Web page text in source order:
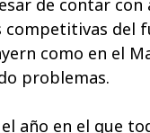
competitivas del
como en el
problemas.
año en el que